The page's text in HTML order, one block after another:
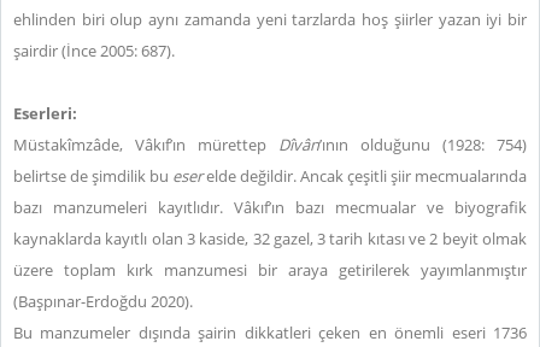
ehlinden biri olup aynı zamanda yeni tarzlarda hoş şiirler yazan iyi bir
şairdir (İnce 2005: 687).
Eserleri:
Müstakîmzâde, Vâkıf’ın mürettep Dîvân’ının olduğunu (1928: 754)
belirtse de şimdilik bu eserelde değildir. Ancak çeşitli şiir mecmualarında
bazı manzumeleri kayıtlıdır. Vâkıf’ın bazı mecmualar ve biyografik
kaynaklarda kayıtlı olan 3 kaside, 32 gazel, 3 tarih kıtası ve 2 beyit olmak
üzere toplam kırk manzumesi bir araya getirilerek yayımlanmıştır
(Başpınar-Erdoğdu 2020).
Bu manzumeler dışında şairin dikkatleri çeken en önemli eseri 1736